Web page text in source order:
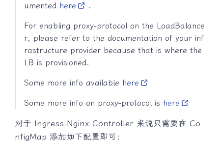
umented here .
For enabling proxy-protocol on the LoadBalance
r, please refer to the documentation of your inf
rastructure provider because that is where the
LB is provisioned.
Some more info available here
Some more info on proxy-protocol is here
对于 Ingress-Nginx Controller 来说只需要在 Co
nfigMap 添加如下配置即可：